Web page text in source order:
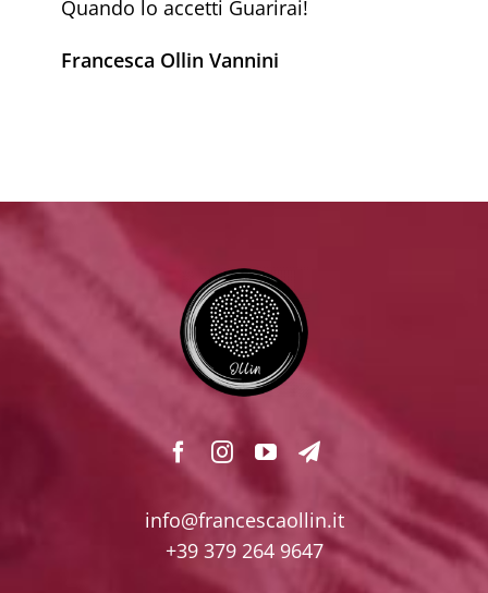
Quando lo accetti Guarirai!
Francesca Ollin Vannini
info@francescaollin.it
+39 379 264 9647